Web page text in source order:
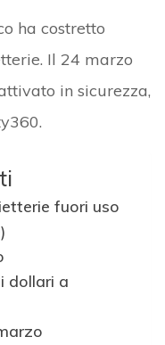
ha costretto
Il 24 marzo
in sicurezza,
fuori uso
dollari a